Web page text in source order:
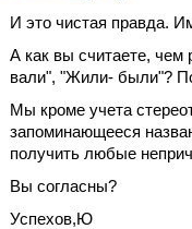
И это чистая правда.
А как вы считаете,
вали", "Жили- были"?
Мы кроме учета
запоминающееся
получить любые
Вы согласны?
Успехов,Ю